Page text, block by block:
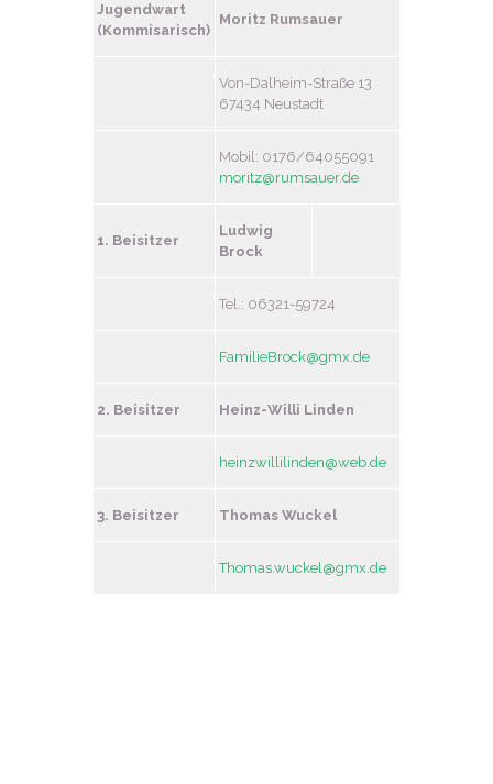
Jugendwart
(Kommisarisch)
Moritz Rumsauer
Von-Dalheim-Straße 13
67434 Neustadt
Mobil: 0176/64055091
moritz@rumsauer.de
1. Beisitzer
Ludwig
Brock
Tel.: 06321-59724
FamilieBrock@gmx.de
2. Beisitzer Heinz-Willi Linden
heinzwillilinden@web.de
3. Beisitzer Thomas Wuckel
Thomas.wuckel@gmx.de